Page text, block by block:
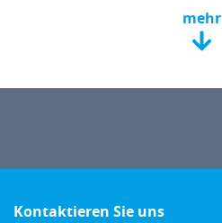
mehr
Kontaktieren Sie uns